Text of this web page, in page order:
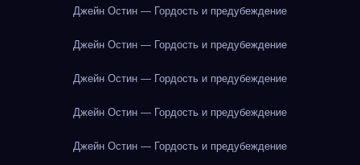
Джейн Остин — Гордость и предубеждение
Джейн Остин — Гордость и предубеждение
Джейн Остин — Гордость и предубеждение
Джейн Остин — Гордость и предубеждение
Джейн Остин — Гордость и предубеждение